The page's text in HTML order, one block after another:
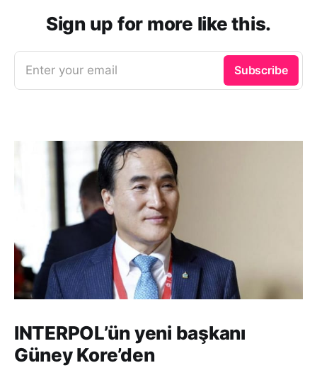
Sign up for more like this.
Enter your email Subscribe
INTERPOL’ün yeni başkanı
Güney Kore’den